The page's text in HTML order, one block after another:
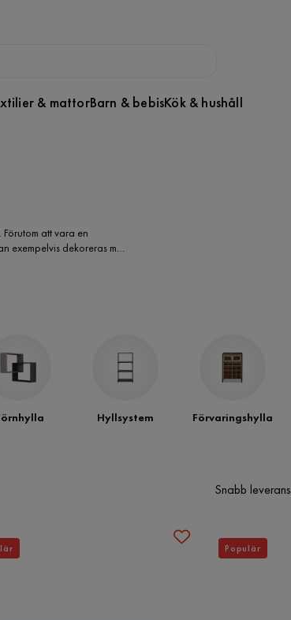
& mattorBarn & bebisKök & hushåll
att vara en
exempelvis dekoreras med
färger och
Hyllsystem Förvaringshylla
Snabb leverans
Populär